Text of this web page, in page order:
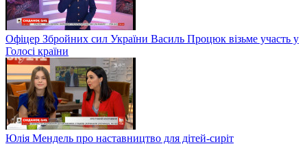
Офіцер Збройних сил України Василь Процюк візьме участь у
Голосі країни
Юлія Мендель про наставництво для дітей-сиріт